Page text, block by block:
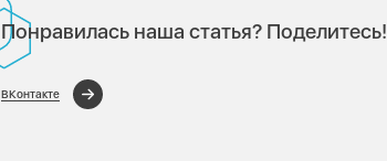
Понравилась наша статья? Поделитесь!
ВКонтакте